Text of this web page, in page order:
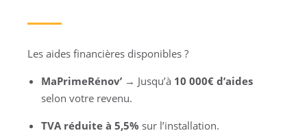
Les aides financières disponibles ?
MaPrimeRénov’ → Jusqu’à 10 000€ d’aides
selon votre revenu.
TVA réduite à 5,5% sur l’installation.